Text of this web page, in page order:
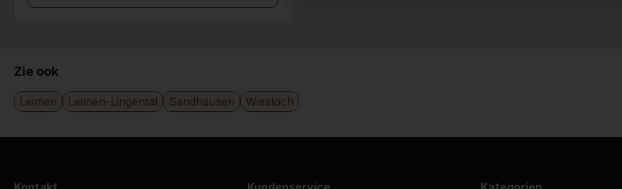
Zie ook
Leimen Leimen-Lingental Sandhausen Wiesloch